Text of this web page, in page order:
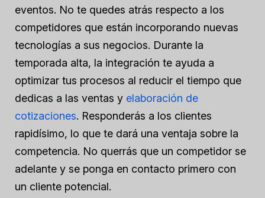
eventos. No te quedes atrás respecto a los
competidores que están incorporando nuevas
tecnologías a sus negocios. Durante la
temporada alta, la integración te ayuda a
optimizar tus procesos al reducir el tiempo que
dedicas a las ventas y elaboración de
cotizaciones. Responderás a los clientes
rapidísimo, lo que te dará una ventaja sobre la
competencia. No querrás que un competidor se
adelante y se ponga en contacto primero con
un cliente potencial.